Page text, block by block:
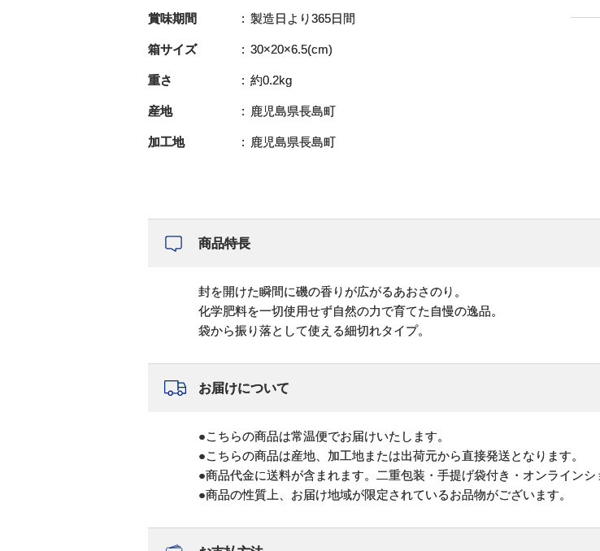
賞味期間 製造日より365日間
箱サイズ 30×20×6.5(cm)
重さ 約0.2kg
産地 鹿児島県長島町
加工地 鹿児島県長島町
商品特長
封を開けた瞬間に磯の香りが広がるあおさのり。
化学肥料を一切使用せず自然の力で育てた自慢の逸品。
袋から振り落として使える細切れタイプ。
お届けについて
●こちらの商品は常温便でお届けいたします。
●こちらの商品は産地、加工地または出荷元から直接発送となります。
●商品代金に送料が含まれます。二重包装・手提げ袋付き・オンライン
●商品の性質上、お届け地域が限定されているお品物がございます。